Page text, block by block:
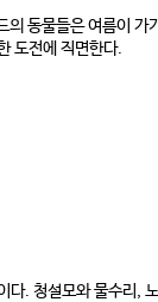
동물들은 여름이
도전에 직면한다.
. 청설모와 물수리,